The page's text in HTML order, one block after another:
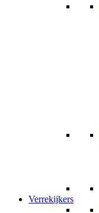
Verrekijkers